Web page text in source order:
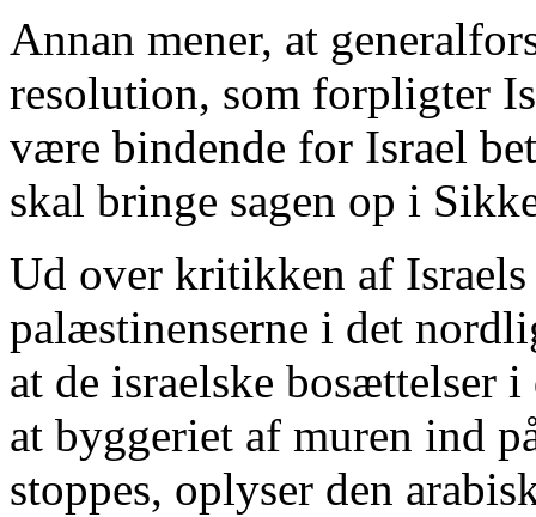
Annan mener, at
resolution, som forpligter
være bindende for Israel
skal bringe sagen op i
Ud over kritikken af
palæstinenserne i det
at de israelske bosættelser
at byggeriet af muren ind
stoppes, oplyser den